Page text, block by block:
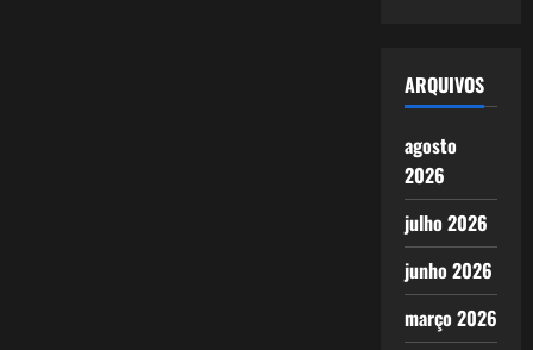
ARQUIVOS
agosto
2026
julho 2026
junho 2026
março 2026